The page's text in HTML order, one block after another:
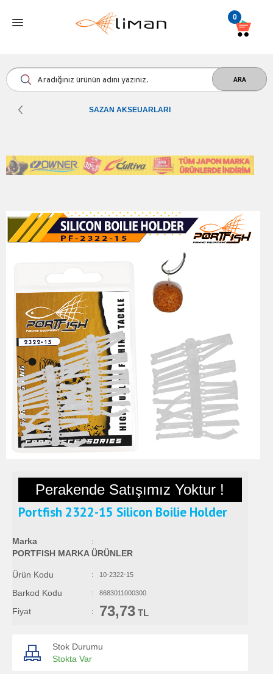
0
SAZAN AKSEUARLARI
Perakende Satışımız Yoktur !
Portfish 2322-15 Silicon Boilie Holder
Marka :
PORTFISH MARKA ÜRÜNLER
Ürün Kodu : 10-2322-15
Barkod Kodu : 8683011000300
Fiyat : 73,73 TL
Stok Durumu
Stokta Var